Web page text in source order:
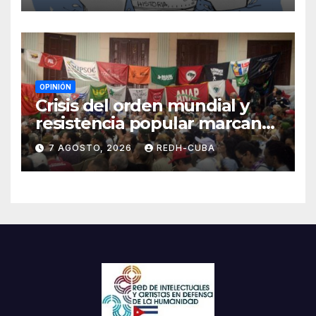
OPINIÓN
Crisis del orden mundial y
resistencia popular marcan
el inicio de la IV Asamblea
Continental de ALBA
Movimientos en Cuba
7 AGOSTO, 2026 REDH-CUBA